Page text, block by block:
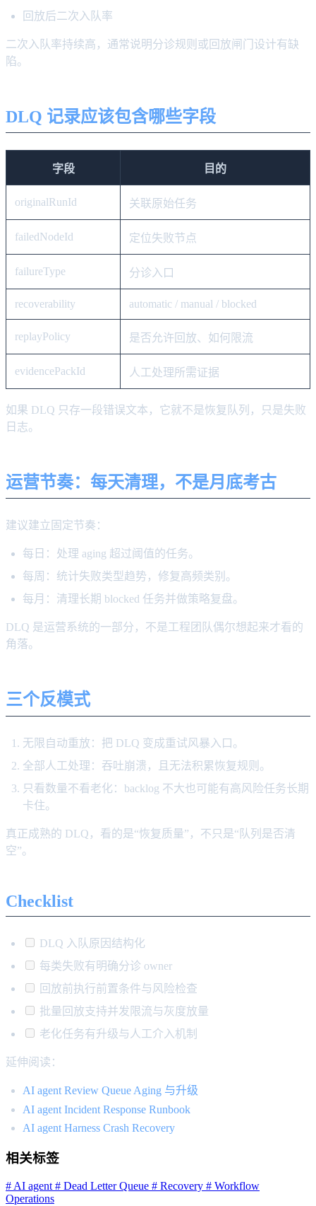
回放后二次入队率
二次入队率持续高，通常说明分诊规则或回放闸门设计有缺
陷。
DLQ 记录应该包含哪些字段
字段 目的
originalRunId 关联原始任务
failedNodeId 定位失败节点
failureType 分诊入口
recoverability automatic / manual / blocked
replayPolicy 是否允许回放、如何限流
evidencePackId 人工处理所需证据
如果 DLQ 只存一段错误文本，它就不是恢复队列，只是失败
日志。
运营节奏：每天清理，不是月底考古
建议建立固定节奏：
每日：处理 aging 超过阈值的任务。
每周：统计失败类型趋势，修复高频类别。
每月：清理长期 blocked 任务并做策略复盘。
DLQ 是运营系统的一部分，不是工程团队偶尔想起来才看的
角落。
三个反模式
无限自动重放：把 DLQ 变成重试风暴入口。
全部人工处理：吞吐崩溃，且无法积累恢复规则。
只看数量不看老化：backlog 不大也可能有高风险任务长期
卡住。
真正成熟的 DLQ，看的是“恢复质量”，不只是“队列是否清
空”。
Checklist
DLQ 入队原因结构化
每类失败有明确分诊 owner
回放前执行前置条件与风险检查
批量回放支持并发限流与灰度放量
老化任务有升级与人工介入机制
延伸阅读：
AI agent Review Queue Aging 与升级
AI agent Incident Response Runbook
AI agent Harness Crash Recovery
相关标签
# AI agent # Dead Letter Queue # Recovery # Workflow
Operations